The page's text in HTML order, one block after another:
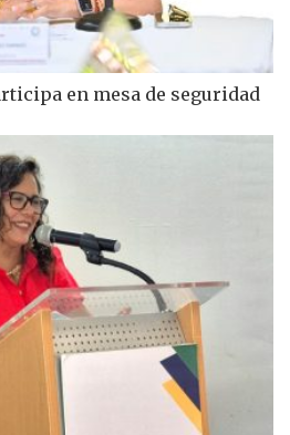
en mesa de seguridad